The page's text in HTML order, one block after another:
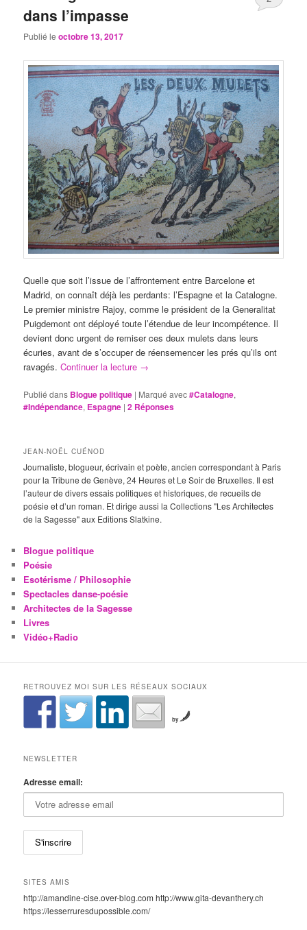
dans l’impasse
Publié leoctobre 13, 2017
Quelle que soit l’issue de l’affrontement entre Barcelone et
Madrid, on connaît déjà les perdants: l’Espagne et la Catalogne.
Le premier ministre Rajoy, comme le président de la Generalitat
Puigdemont ont déployé toute l’étendue de leur incompétence. Il
devient donc urgent de remiser ces deux mulets dans leurs
écuries, avant de s’occuper de réensemencer les prés qu’ils ont
ravagés.Continuer la lecture →
Publié dans Blogue politique | Marqué avec#Catalogne,
#Indépendance, Espagne |2 Réponses
JEAN-NOËL CUÉNOD
Journaliste, blogueur, écrivain et poète, ancien correspondant à Paris
pour la Tribune de Genève, 24 Heures et Le Soir de Bruxelles. Il est
l’auteur de divers essais politiques et historiques, de recueils de
poésie et d’un roman. Et dirige aussi la Collections "Les Architectes
de la Sagesse" aux Editions Slatkine.
Blogue politique
Poésie
Esotérisme / Philosophie
Spectacles danse-poésie
Architectes de la Sagesse
Livres
Vidéo+Radio
RETROUVEZ MOI SUR LES RÉSEAUX SOCIAUX
by
NEWSLETTER
Adresse email:
SITES AMIS
http://amandine-cise.over-blog.com http://www.gita-devanthery.ch
https://lesserruresdupossible.com/